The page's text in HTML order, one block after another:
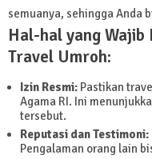
semuanya, sehingga Anda
Hal-hal yang Wajib
Travel Umroh:
Izin Resmi: Pastikan
Agama RI. Ini
tersebut.
Reputasi dan Testimoni:
Pengalaman orang lain